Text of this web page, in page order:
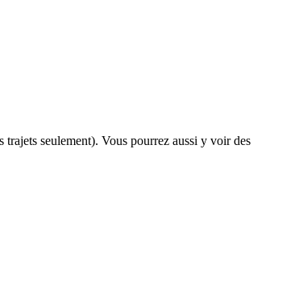
seulement). Vous pourrez aussi y voir des